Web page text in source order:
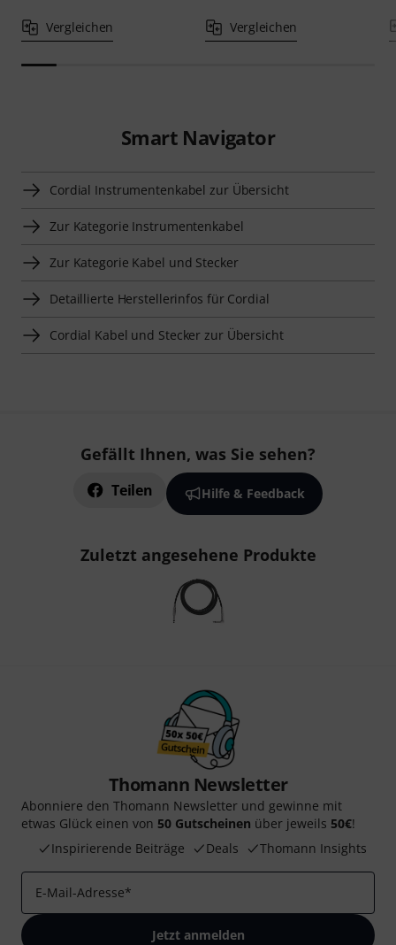
Vergleichen Vergleichen
Smart Navigator
Cordial Instrumentenkabel zur Übersicht
Zur Kategorie Instrumentenkabel
Zur Kategorie Kabel und Stecker
Detaillierte Herstellerinfos für Cordial
Cordial Kabel und Stecker zur Übersicht
Gefällt Ihnen, was Sie sehen?
Teilen Hilfe & Feedback
Zuletzt angesehene Produkte
Thomann Newsletter
Abonniere den Thomann Newsletter und gewinne mit
etwas Glück einen von 50 Gutscheinen über jeweils 50€!
Inspirierende Beiträge
Deals Thomann Insights
E-Mail-Adresse*
Jetzt anmelden